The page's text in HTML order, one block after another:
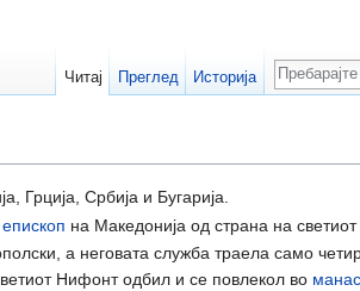
Грција, Србија и Бугарија.
епископ на Македонија од страна на
а неговата служба траела само
Нифонт одбил и се повлекол во
Читај Преглед Историја